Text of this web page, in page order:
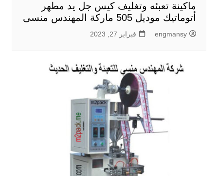
ماكينة تعبئه وتغليف كيس جل يد مطهر
أتوماتيك موديل 505 ماركة المهندس منسى
engmansy فبراير 27, 2023